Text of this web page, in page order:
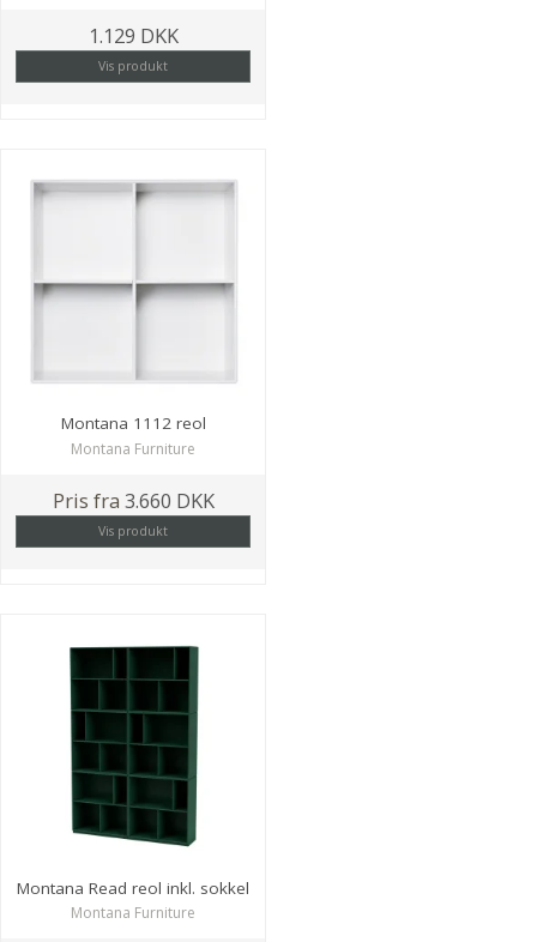
1.129 DKK
Vis produkt
Montana 1112 reol
Montana Furniture
Pris fra 3.660 DKK
Vis produkt
Montana Read reol inkl. sokkel
Montana Furniture